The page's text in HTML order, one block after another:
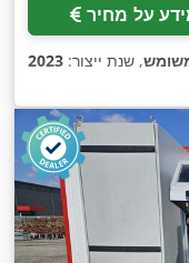
על מחיר
, שנת ייצור: 2023